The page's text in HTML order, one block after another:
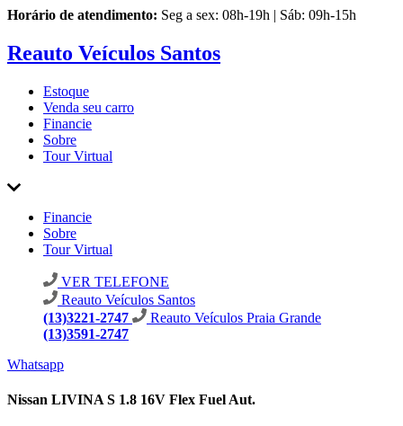
Horário de atendimento: Seg a sex: 08h-19h | Sáb: 09h-15h
Reauto Veículos Santos
Estoque
Venda seu carro
Financie
Sobre
Tour Virtual
Financie
Sobre
Tour Virtual
VER TELEFONE
Reauto Veículos Santos
(13)3221-2747
Reauto Veículos Praia Grande
(13)3591-2747
Whatsapp
Nissan LIVINA S 1.8 16V Flex Fuel Aut.